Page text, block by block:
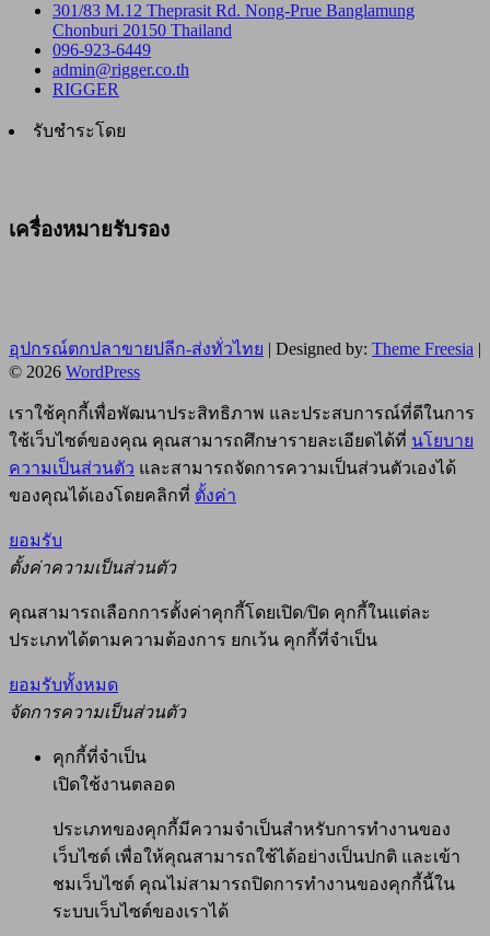
301/83 M.12 Theprasit Rd. Nong-Prue Banglamung
Chonburi 20150 Thailand
096-923-6449
admin@rigger.co.th
RIGGER
รับชำระโดย
เครื่องหมายรับรอง
อุปกรณ์ตกปลาขายปลีก-ส่งทั่วไทย | Designed by: Theme Freesia |
© 2026 WordPress
เราใช้คุกกี้เพื่อพัฒนาประสิทธิภาพ และประสบการณ์ที่ดีในการ
ใช้เว็บไซต์ของคุณ คุณสามารถศึกษารายละเอียดได้ที่ นโยบาย
ความเป็นส่วนตัว และสามารถจัดการความเป็นส่วนตัวเองได้
ของคุณได้เองโดยคลิกที่ ตั้งค่า
ยอมรับ
ตั้งค่าความเป็นส่วนตัว
คุณสามารถเลือกการตั้งค่าคุกกี้โดยเปิด/ปิด คุกกี้ในแต่ละ
ประเภทได้ตามความต้องการ ยกเว้น คุกกี้ที่จำเป็น
ยอมรับทั้งหมด
จัดการความเป็นส่วนตัว
คุกกี้ที่จำเป็น
เปิดใช้งานตลอด
ประเภทของคุกกี้มีความจำเป็นสำหรับการทำงานของ
เว็บไซต์ เพื่อให้คุณสามารถใช้ได้อย่างเป็นปกติ และเข้า
ชมเว็บไซต์ คุณไม่สามารถปิดการทำงานของคุกกี้นี้ใน
ระบบเว็บไซต์ของเราได้